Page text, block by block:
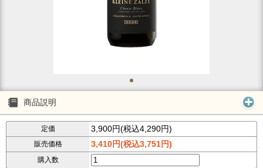
商品説明
定価 3,900円(税込4,290円)
販売価格 3,410円(税込3,751円)
購入数